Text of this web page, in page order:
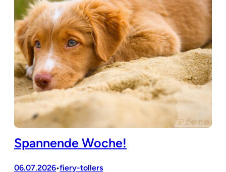
Spannende Woche!
06.07.2026•fiery-tollers